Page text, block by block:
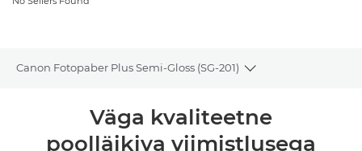
Canon Fotopaber Plus Semi-Gloss (SG-201)
Toggle
Tehnilised andmed
Väga kvaliteetne
poolläikiva viimistlusega